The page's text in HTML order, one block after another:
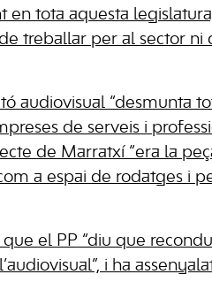
tota aquesta
treballar per al sector ni
audiovisual “desmunta
de serveis i
de Marratxí “era la
a espai de rodatges i
que el PP “diu que
i ha